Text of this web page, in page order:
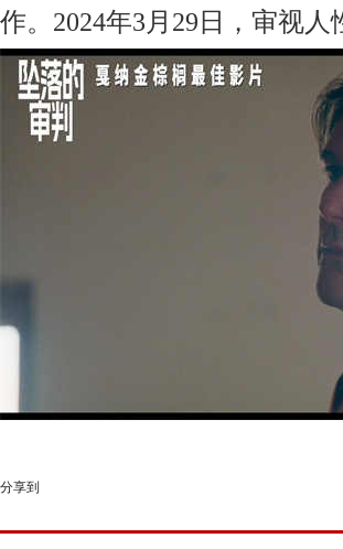
作。 2024年3月29日，审视
分享到